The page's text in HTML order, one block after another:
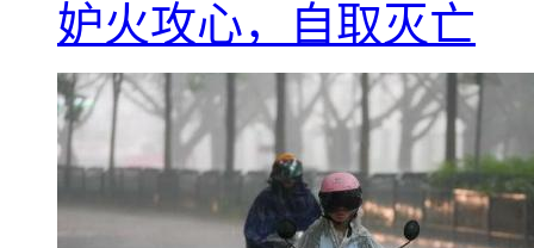
妒火攻心，自取灭亡